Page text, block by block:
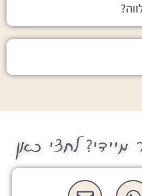
מיידי? לחצי כאן